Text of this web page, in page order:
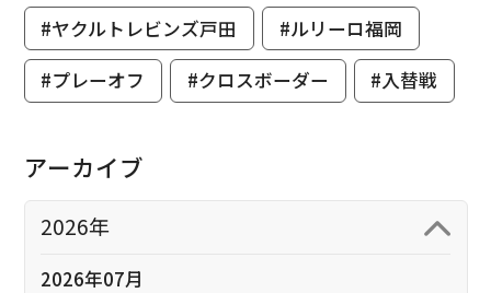
#ヤクルトレビンズ戸田
#ルリーロ福岡
#プレーオフ
#クロスボーダー #入替戦
アーカイブ
2026年
2026年07月